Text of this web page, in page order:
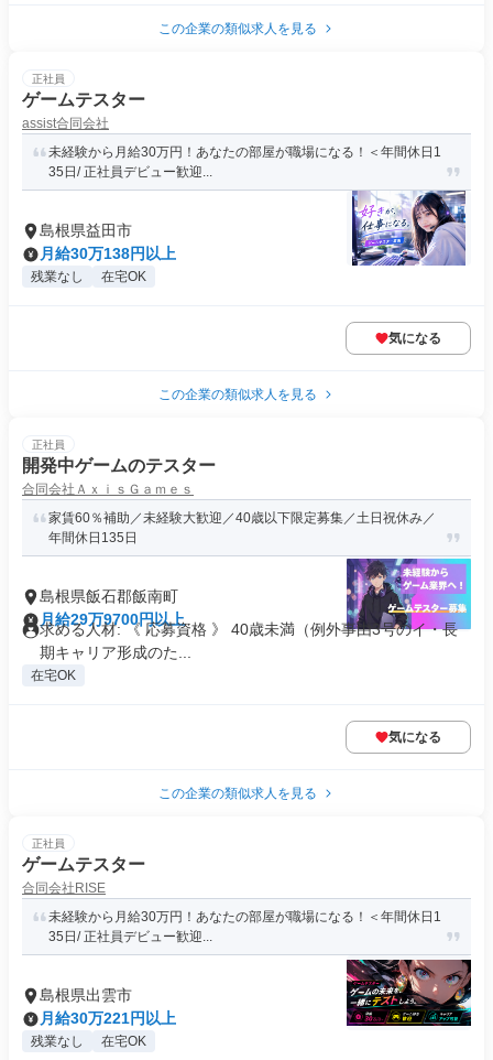
この企業の類似求人を見る
正社員
ゲームテスター
assist合同会社
未経験から月給30万円！あなたの部屋が職場になる！＜年間休日1
35日/ 正社員デビュー歓迎...
島根県益田市
月給30万138円以上
残業なし 在宅OK
気になる
この企業の類似求人を見る
正社員
開発中ゲームのテスター
合同会社ＡｘｉｓＧａｍｅｓ
家賃60％補助／未経験大歓迎／40歳以下限定募集／土日祝休み／
年間休日135日
島根県飯石郡飯南町
月給29万9700円以上
求める人材: 《 応募資格 》 40歳未満（例外事由3号のイ・長
期キャリア形成のた...
在宅OK
気になる
この企業の類似求人を見る
正社員
ゲームテスター
合同会社RISE
未経験から月給30万円！あなたの部屋が職場になる！＜年間休日1
35日/ 正社員デビュー歓迎...
島根県出雲市
月給30万221円以上
残業なし 在宅OK